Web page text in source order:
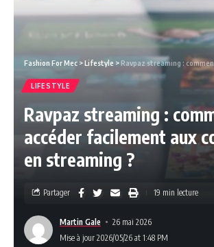
Fashion For Mec >Lifestyle > Ravpaz streaming : comment accéder
LIFESTYLE
Ravpaz streaming :
accéder facilement aux
en streaming ?
Martin Gale
26 mai 2026
Mise à jour 2026/05/26 at 1:48 PM
Partager 19 min lecture